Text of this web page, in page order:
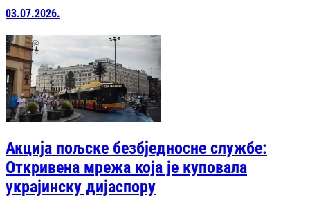
03.07.2026.
Акција пољске безбједносне службе:
Откривена мрежа која је куповала
украјинску дијаспору